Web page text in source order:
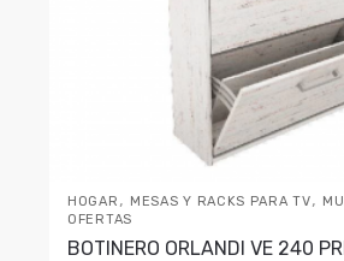
HOGAR , MESAS Y RACKS PARA TV,
OFERTAS
BOTINERO ORLANDI VE 240